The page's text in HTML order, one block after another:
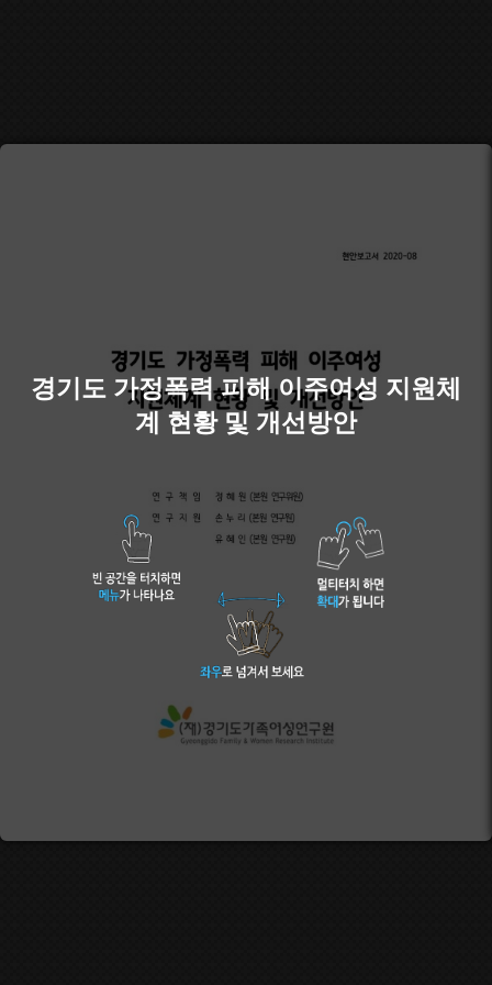
경기도 가정폭력 피해 이주여성 지원체
계 현황 및 개선방안